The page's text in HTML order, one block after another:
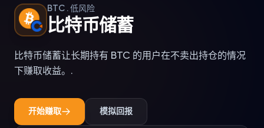
BTC · 低风险
比特币储蓄
比特币储蓄让长期持有 BTC 的用户在不卖出持仓的情况
下赚取收益。.
开始赚取 模拟回报